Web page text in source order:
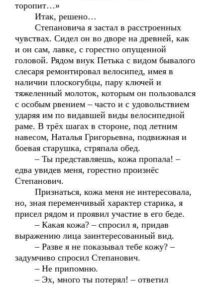
торопит…»
Итак, решено…
Степановича я застал в расстроенных
чувствах. Сидел он во дворе на древней, как
и он сам, лавке, с горестно опущенной
головой. Рядом внук Петька с видом бывалого
слесаря ремонтировал велосипед, имея в
наличии плоскогубцы, пару ключей и
тяжеленный молоток, которым он пользовался
с особым рвением – часто и с удовольствием
ударяя им по видавшей виды велосипедной
раме. В трёх шагах в стороне, под летним
навесом, Наталья Григорьевна, подвижная и
боевая старушка, стряпала обед.
– Ты представляешь, кожа пропала! –
едва увидев меня, горестно произнёс
Степанович.
Признаться, кожа меня не интересовала,
но, зная переменчивый характер старика, я
присел рядом и проявил участие в его беде.
– Какая кожа? – спросил я, придав
выражению лица заинтересованный вид.
– Разве я не показывал тебе кожу? –
задумчиво спросил Степанович.
– Не припомню.
– Эх, много ты потерял! – ответил